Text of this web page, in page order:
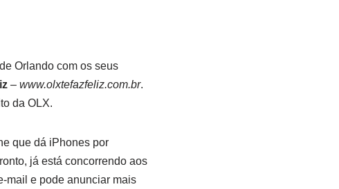
Orlando com os seus
– www.olxtefazfeliz.com.br.
da OLX.
que dá iPhones por
já está concorrendo aos
mail e pode anunciar mais